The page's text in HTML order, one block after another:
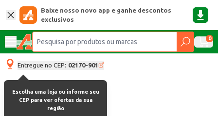
Baixe nosso novo app e ganhe descontos
exclusivos
0
Entregue no CEP: 02170-901
Escolha uma loja ou informe seu
CEP para ver ofertas da sua
região